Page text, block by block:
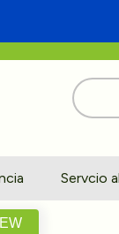
Buscar:
Servcio